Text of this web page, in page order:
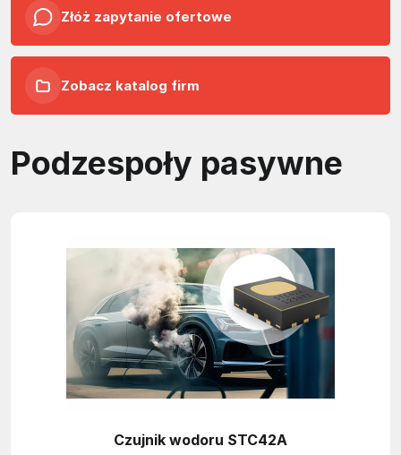
Złóż zapytanie ofertowe
Zobacz katalog firm
Podzespoły pasywne
Czujnik wodoru STC42A